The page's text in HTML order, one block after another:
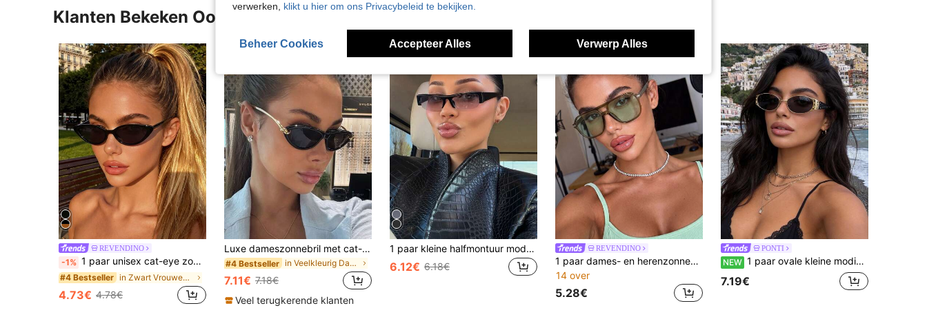
Klanten Bekeken Ook
REVENDINO
-1% 1 paar unisex cat-eye zonnebrillen, lichtgewicht, minimalistisch en modieus. Geschikt voor reizen, strand, een essentieel accessoire voor dames en heren. Ideaal voor Valentijnsdag, zomervakantie, buitenactiviteiten, reizen, outfits, de start van het schooljaar en meer.
#4 Bestseller in Zwart Vrouwen Brillen & Brillen Accessoires
4.73€ 4.78€
Luxe dameszonnebril met cat-eye montuur, retro design, anti-verblinding, UV400-bescherming.
#4 Bestseller in Veelkleurig Dames zonnebrillen
7.11€ 7.18€
Veel terugkerende klanten
1 paar kleine halfmontuur modebrillen, exclusief accessoire voor strand en reizen, outdoor streetstyle bril, retro veelzijdige bril voor dagelijks gebruik.
6.12€ 6.18€
REVENDINO
1 paar dames- en herenzonnebrillen met vierkant, afslankend en veelzijdig modieus ontwerp, geschikt voor buiten, strand en andere gelegenheden, essentieel strandaccessoire voor dames, ideale keuze voor damesherfst-/winterkleding en zakelijke casual kleding. Luipaardprint kleurblokontwerp, creëert een bohemien vakantiesfeer
14 over
5.28€
PONTI
NEW 1 paar ovale kleine modieuze brillen, vintage gepersonaliseerde casual veelzijdige elegante damesbrillen, geschikt voor dagelijks gebruik, straatfotografie, vakantie, reizen, zomerse strandvakantie, buiten, reisstrandaccessoire
7.19€
verwerken, klikt u hier om ons Privacybeleid te bekijken.
Beheer Cookies Accepteer Alles Verwerp Alles